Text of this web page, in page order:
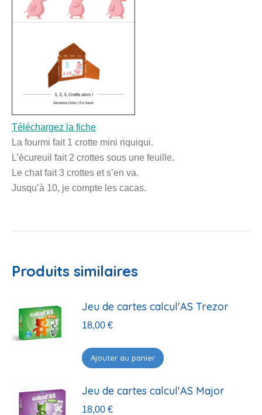
Téléchargez la fiche
La fourmi fait 1 crotte mini riquiqui.
L’écureuil fait 2 crottes sous une feuille.
Le chat fait 3 crottes et s’en va.
Jusqu’à 10, je compte les cacas.
Produits similaires
Jeu de cartes calcul'AS Trezor
18,00 €
Ajouter au panier
Jeu de cartes calcul'AS Major
18,00 €